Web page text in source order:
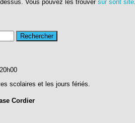
Vous pouvez les trouver sur sont site
scolaires et les jours fériés.
Cordier